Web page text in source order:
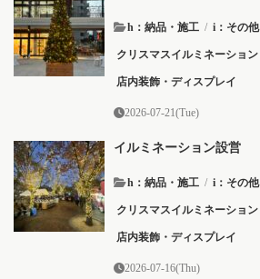
h：納品・施工 / i：その他
クリスマスイルミネーション
店内装飾・ディスプレイ
2026-07-21(Tue)
イルミネーション設営
h：納品・施工 / i：その他
クリスマスイルミネーション
店内装飾・ディスプレイ
2026-07-16(Thu)